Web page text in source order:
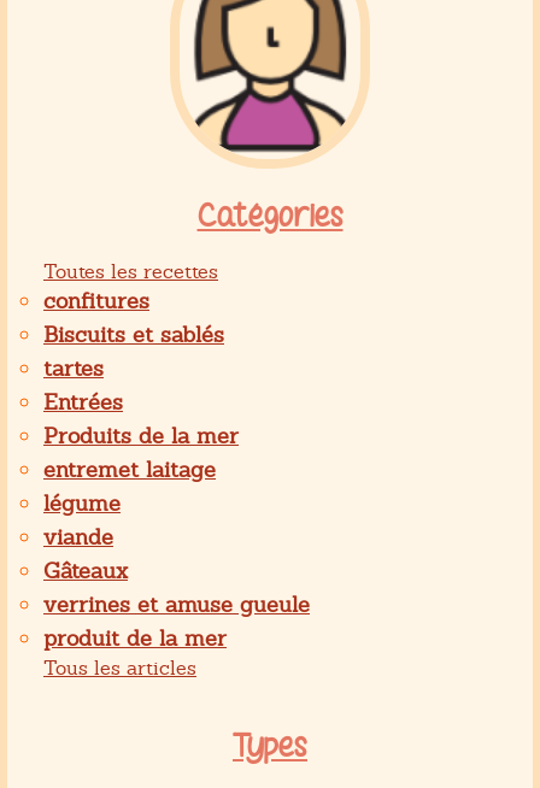
Catégories
Toutes les recettes
confitures
Biscuits et sablés
tartes
Entrées
Produits de la mer
entremet laitage
légume
viande
Gâteaux
verrines et amuse gueule
produit de la mer
Tous les articles
Types